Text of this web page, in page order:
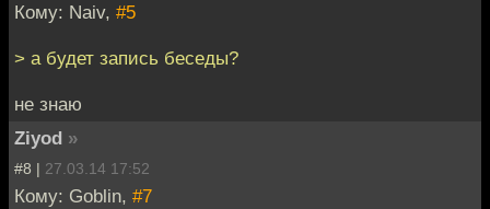
Кому: Naiv, #5
> а будет запись беседы?
не знаю
Ziyod »
#8 | 27.03.14 17:52
Кому: Goblin, #7